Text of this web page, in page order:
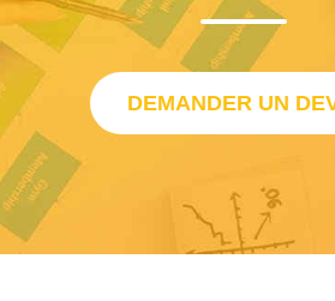
DEMANDER UN